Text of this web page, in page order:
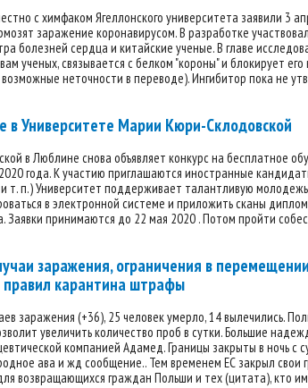
с химфаком Ягеллонского университета заявили 3
заражение коронавирусом. В разработке
болезней сердца и китайские ученые. В главе
ученых, связывается с белком "короны" и блокирует
неточности в переводе). Ингибитор пока не
в Университете Марии Кюри-Склодовской
в Люблине снова объявляет конкурс на бесплатное
года. К участию приглашаются иностранные
т. п.) Университет поддерживает талантливую
в электронной системе и приложить сканы
принимаются до 22 мая 2020 . Потом пройти
заражения, ограничения в
карантина штрафы
заражения (+36), 25 человек умерло, 14 вылечились.
увеличить количество проб в сутки. Большие
компанией Адамед. Границы закрыты в ночь с
ава и жд сообщение.. Тем временем ЕС закрыл свои
возвращающихся граждан Польши и тех (цитата), кто